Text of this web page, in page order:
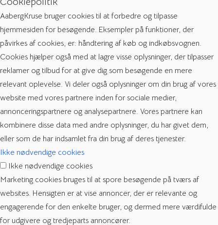
AabergKruse bruger cookies til at forbedre og tilpasse
hjemmesiden for besøgende. Eksempler på funktioner, der
påvirkes af cookies, er: håndtering af køb og indkøbsvognen.
Cookies hjælper også med at lagre visse oplysninger, der tilpasser
reklamer og tilbud for at give dig som besøgende en mere
relevant oplevelse. Vi deler også oplysninger om din brug af vores
website med vores partnere inden for sociale medier,
annonceringspartnere og analysepartnere. Vores partnere kan
kombinere disse data med andre oplysninger, du har givet dem,
eller som de har indsamlet fra din brug af deres tjenester.
Ikke nødvendige cookies
Ikke nødvendige cookies
Marketing cookies bruges til at spore besøgende på tværs af
websites. Hensigten er at vise annoncer, der er relevante og
engagerende for den enkelte bruger, og dermed mere værdifulde
for udgivere og tredjeparts annoncører.